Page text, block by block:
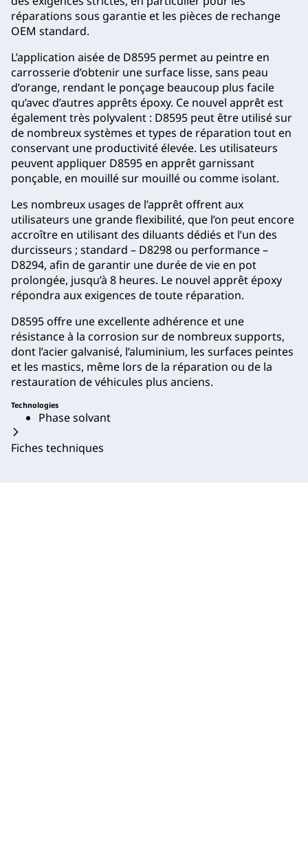
réparations sous garantie et les pièces de rechange
OEM standard.
L’application aisée de D8595 permet au peintre en
carrosserie d’obtenir une surface lisse, sans peau
d’orange, rendant le ponçage beaucoup plus facile
qu’avec d’autres apprêts époxy. Ce nouvel apprêt est
également très polyvalent : D8595 peut être utilisé sur
de nombreux systèmes et types de réparation tout en
conservant une productivité élevée. Les utilisateurs
peuvent appliquer D8595 en apprêt garnissant
ponçable, en mouillé sur mouillé ou comme isolant.
Les nombreux usages de l’apprêt offrent aux
utilisateurs une grande flexibilité, que l’on peut encore
accroître en utilisant des diluants dédiés et l’un des
durcisseurs ; standard – D8298 ou performance –
D8294, afin de garantir une durée de vie en pot
prolongée, jusqu’à 8 heures. Le nouvel apprêt époxy
répondra aux exigences de toute réparation.
D8595 offre une excellente adhérence et une
résistance à la corrosion sur de nombreux supports,
dont l’acier galvanisé, l’aluminium, les surfaces peintes
et les mastics, même lors de la réparation ou de la
restauration de véhicules plus anciens.
Technologies
Phase solvant
Fiches techniques